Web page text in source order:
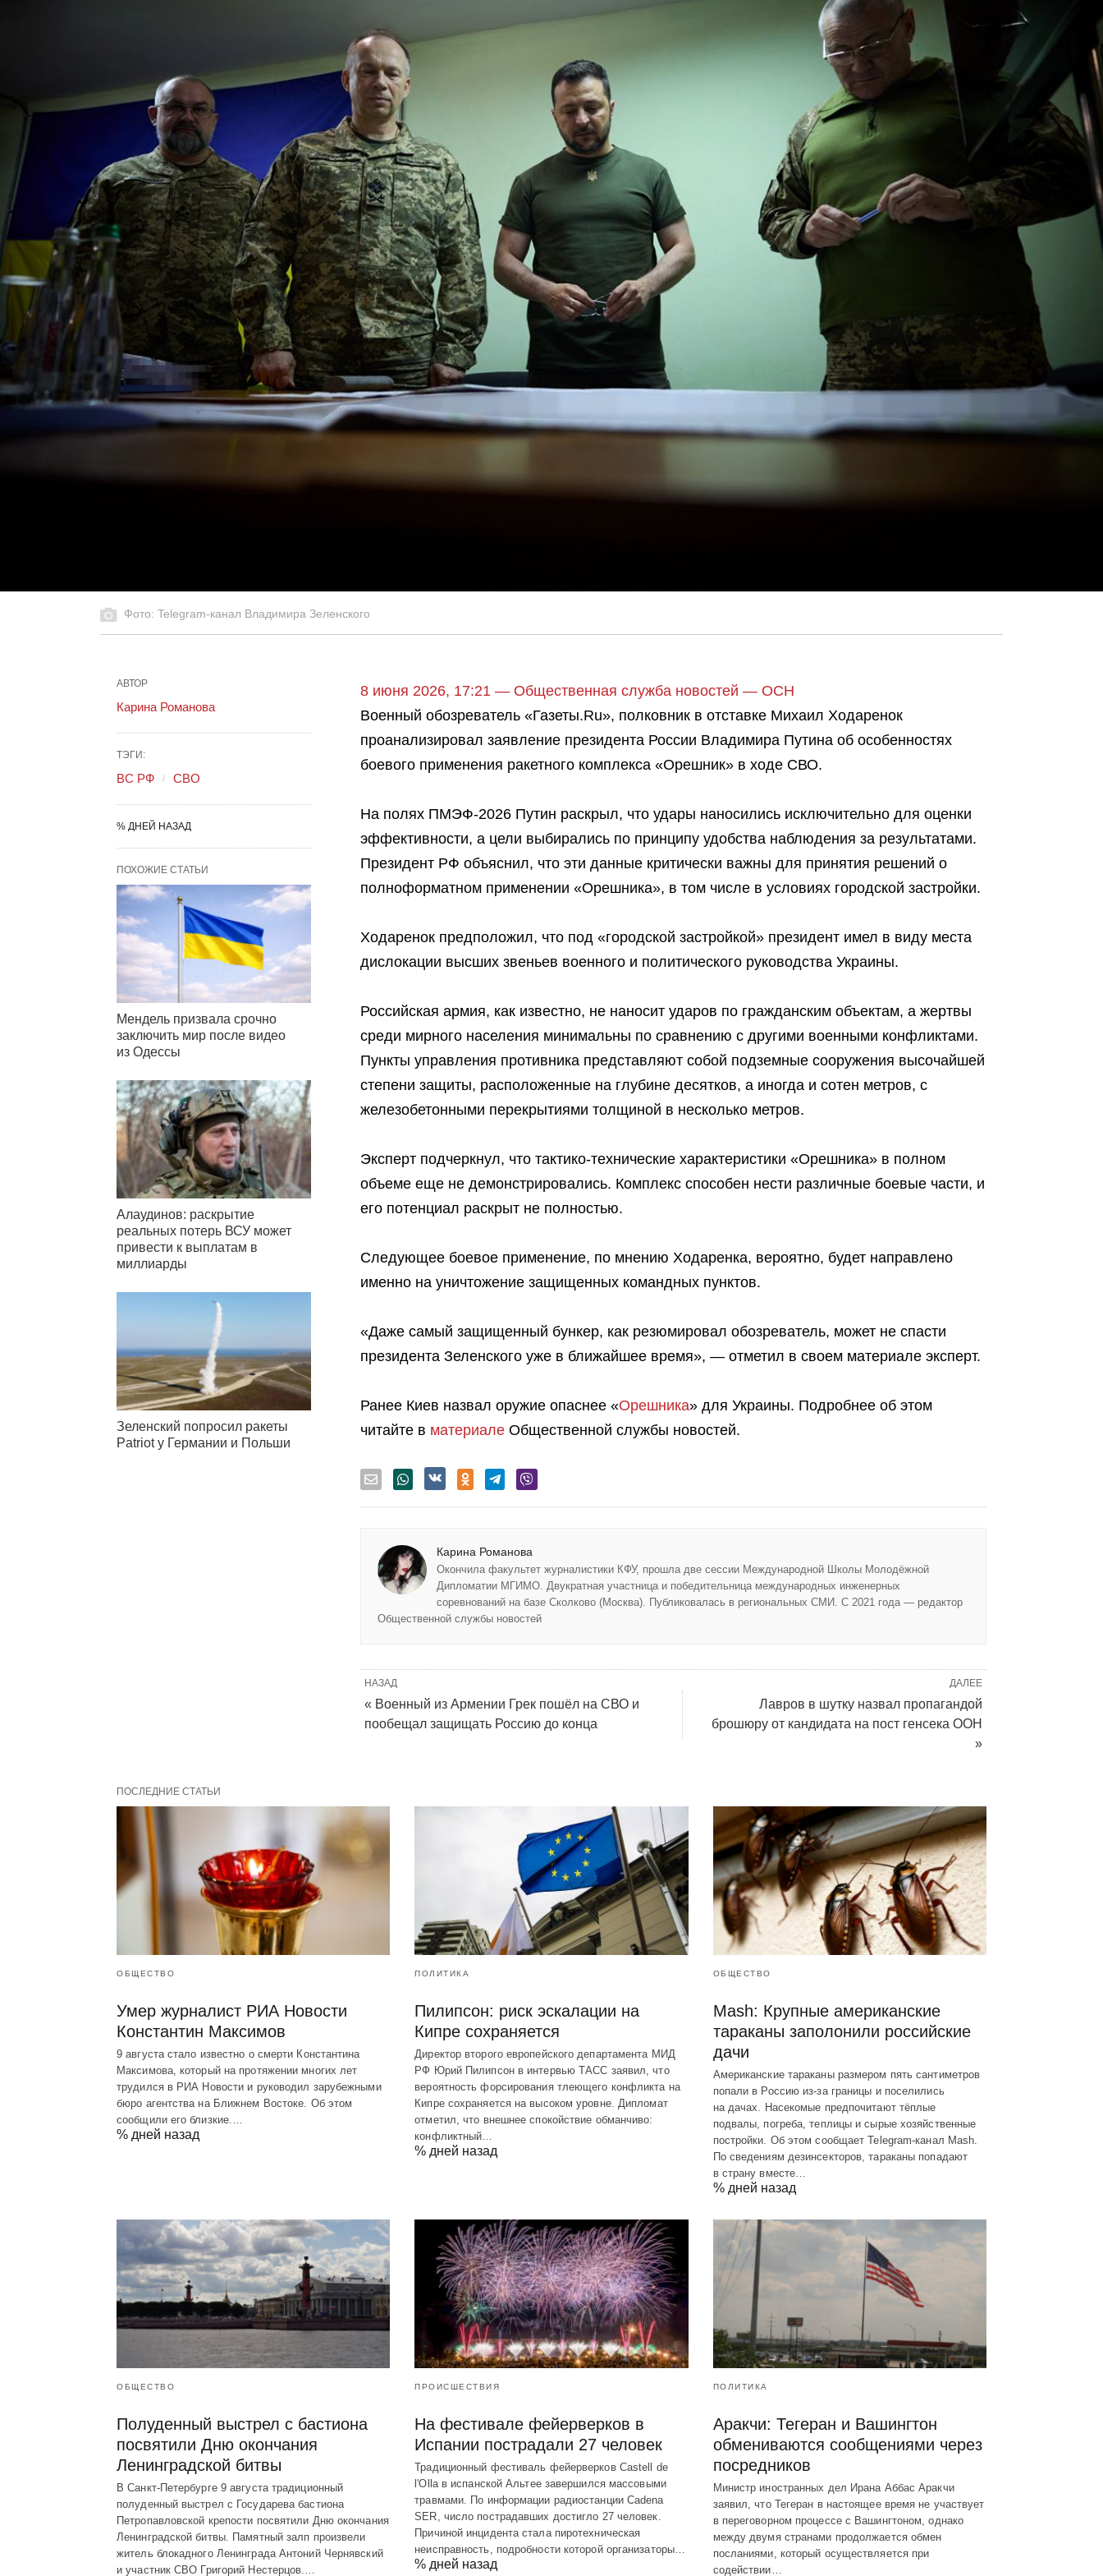
Фото: Telegram-канал Владимира Зеленского
8 июня 2026, 17:21 — Общественная служба новостей — ОСН
Военный обозреватель «Газеты.Ru», полковник в отставке Михаил Ходаренок
проанализировал заявление президента России Владимира Путина об особенностях
боевого применения ракетного комплекса «Орешник» в ходе СВО.
На полях ПМЭФ-2026 Путин раскрыл, что удары наносились исключительно для оценки
эффективности, а цели выбирались по принципу удобства наблюдения за результатами.
Президент РФ объяснил, что эти данные критически важны для принятия решений о
полноформатном применении «Орешника», в том числе в условиях городской застройки.
Ходаренок предположил, что под «городской застройкой» президент имел в виду места
дислокации высших звеньев военного и политического руководства Украины.
Российская армия, как известно, не наносит ударов по гражданским объектам, а жертвы
среди мирного населения минимальны по сравнению с другими военными конфликтами.
Пункты управления противника представляют собой подземные сооружения высочайшей
степени защиты, расположенные на глубине десятков, а иногда и сотен метров, с
железобетонными перекрытиями толщиной в несколько метров.
Эксперт подчеркнул, что тактико-технические характеристики «Орешника» в полном
объеме еще не демонстрировались. Комплекс способен нести различные боевые части, и
его потенциал раскрыт не полностью.
Следующее боевое применение, по мнению Ходаренка, вероятно, будет направлено
именно на уничтожение защищенных командных пунктов.
«Даже самый защищенный бункер, как резюмировал обозреватель, может не спасти
президента Зеленского уже в ближайшее время», — отметил в своем материале эксперт.
Ранее Киев назвал оружие опаснее «Орешника» для Украины. Подробнее об этом
читайте в материалеОбщественной службы новостей.
Карина Романова
Окончила факультет журналистики КФУ, прошла две сессии Международной Школы Молодёжной
Дипломатии МГИМО. Двукратная участница и победительница международных инженерных
соревнований на базе Сколково (Москва). Публиковалась в региональных СМИ. С 2021 года — редактор
Общественной службы новостей
ДАЛЕЕ
Лавров в шутку назвал пропагандой
брошюру от кандидата на пост генсека ООН
»
НАЗАД
« Военный из Армении Грек пошёл на СВО и
пообещал защищать Россию до конца
АВТОР
Карина Романова
ТЭГИ:
ВС РФ СВО
% ДНЕЙ НАЗАД
ПОХОЖИЕ СТАТЬИ
Мендель призвала срочно
заключить мир после видео
из Одессы
Алаудинов: раскрытие
реальных потерь ВСУ может
привести к выплатам в
миллиарды
Зеленский попросил ракеты
Patriot у Германии и Польши
ПОСЛЕДНИЕ СТАТЬИ
ОБЩЕСТВО
Умер журналист РИА Новости
Константин Максимов
9 августа стало известно о смерти Константина
Максимова, который на протяжении многих лет
трудился в РИА Новости и руководил зарубежными
бюро агентства на Ближнем Востоке. Об этом
сообщили его близкие.…
% дней назад
ПОЛИТИКА
Пилипсон: риск эскалации на
Кипре сохраняется
Директор второго европейского департамента МИД
РФ Юрий Пилипсон в интервью ТАСС заявил, что
вероятность форсирования тлеющего конфликта на
Кипре сохраняется на высоком уровне. Дипломат
отметил, что внешнее спокойствие обманчиво:
конфликтный…
% дней назад
ОБЩЕСТВО
Mash: Крупные американские
тараканы заполонили российские
дачи
Американские тараканы размером пять сантиметров
попали в Россию из-за границы и поселились
на дачах. Насекомые предпочитают тёплые
подвалы, погреба, теплицы и сырые хозяйственные
постройки. Об этом сообщает Telegram-канал Mash.
По сведениям дезинсекторов, тараканы попадают
в страну вместе…
% дней назад
ОБЩЕСТВО
Полуденный выстрел с бастиона
посвятили Дню окончания
Ленинградской битвы
В Санкт-Петербурге 9 августа традиционный
полуденный выстрел с Государева бастиона
Петропавловской крепости посвятили Дню окончания
Ленинградской битвы. Памятный залп произвели
житель блокадного Ленинграда Антоний Чернявский
и участник СВО Григорий Нестерцов.…
ПРОИСШЕСТВИЯ
На фестивале фейерверков в
Испании пострадали 27 человек
Традиционный фестиваль фейерверков Castell de
l'Olla в испанской Альтее завершился массовыми
травмами. По информации радиостанции Cadena
SER, число пострадавших достигло 27 человек.
Причиной инцидента стала пиротехническая
неисправность, подробности которой организаторы…
% дней назад
ПОЛИТИКА
Аракчи: Тегеран и Вашингтон
обмениваются сообщениями через
посредников
Министр иностранных дел Ирана Аббас Аракчи
заявил, что Тегеран в настоящее время не участвует
в переговорном процессе с Вашингтоном, однако
между двумя странами продолжается обмен
посланиями, который осуществляется при
содействии…